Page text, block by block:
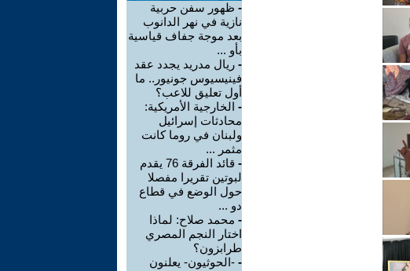
- ظهور سفن حربية
نازية في نهر الدانوب
بعد موجة جفاف قياسية
بأو ...
- ريال مدريد يجدد عقد
فينيسيوس جونيور.. ما
أول تعليق للاعب؟
- الخارجية الأمريكية:
محادثات إسرائيل
ولبنان في روما كانت
مثمر ...
-
قائد الفرقة 76 يقدم
لبوتين تقريرا مفصلا
حول الوضع في قطاع
دو ...
- محمد صلاح: لماذا
اختار النجم المصري
طرابزون؟
- -الحوثيون- يعلنون